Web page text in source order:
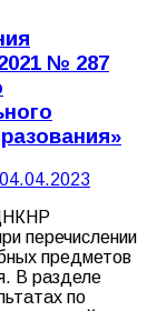
№ 287
04.04.2023
перечислении
предметов
В разделе
по